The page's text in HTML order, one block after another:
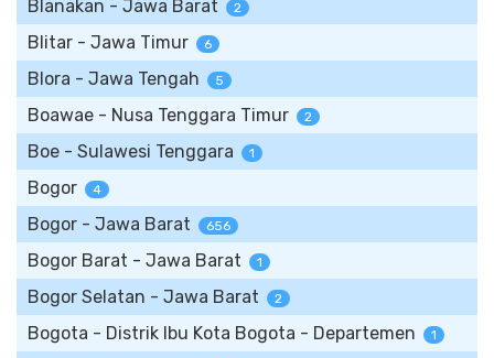
Blanakan - Jawa Barat 2
Blitar - Jawa Timur 6
Blora - Jawa Tengah 5
Boawae - Nusa Tenggara Timur 2
Boe - Sulawesi Tenggara 1
Bogor 4
Bogor - Jawa Barat 656
Bogor Barat - Jawa Barat 1
Bogor Selatan - Jawa Barat 2
Bogota - Distrik Ibu Kota Bogota - Departemen 1